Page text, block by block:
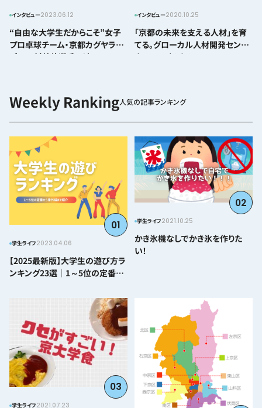
インタビュー2023.06.12
“自由な大学生だからこそ”女子
プロ卓球チーム・京都カグヤライ
ズの田村美佳選手に迫る
インタビュー2020.10.25
「京都の未来を支える人材」を育
てる。グローカル人材開発セン
ターってどんなところ？
人気の記事ランキング
01
学生ライフ2023.04.06
【2025最新版】大学生の遊び方ラ
ンキング23選｜1～5位の定番か
02
学生ライフ2021.10.25
かき氷機なしでかき氷を作りた
い！
03
学生ライフ2021.07.23